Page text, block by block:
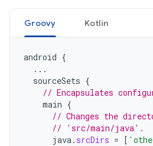
Groovy Kotlin
android {
...
sourceSets {
// Encapsulates
main {
// Changes the
// 'src/main/java'.
java. srcDirs = [